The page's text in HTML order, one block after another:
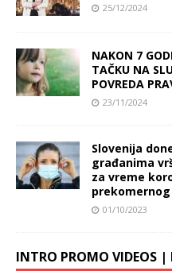
25/12/2024
NAKON 7
TAČKU NA
POVREDA
23/11/2024
Slovenija
građanima
za vreme
01/10/2023
INTRO PROMO VIDEOS |